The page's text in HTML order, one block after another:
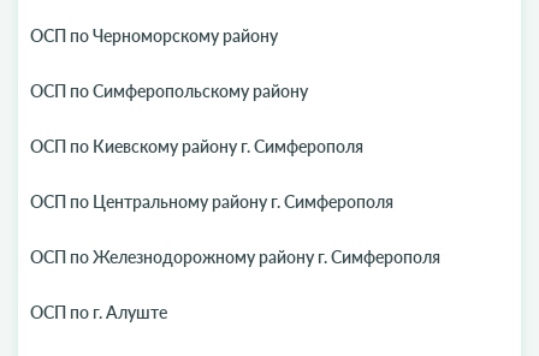
ОСП по Черноморскому району
ОСП по Симферопольскому району
ОСП по Киевскому району г. Симферополя
ОСП по Центральному району г. Симферополя
ОСП по Железнодорожному району г. Симферополя
ОСП по г. Алуште